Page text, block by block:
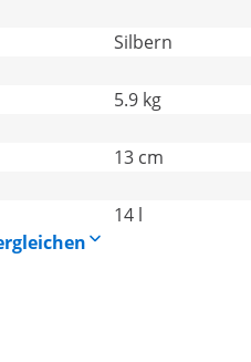
Silbern
5.9 kg
13 cm
14 l